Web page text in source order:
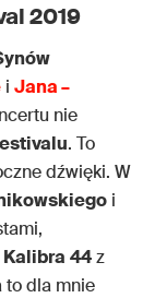
2019
i Jana –
nie
. To
dźwięki. W
i
Kalibra 44z
to dla mnie